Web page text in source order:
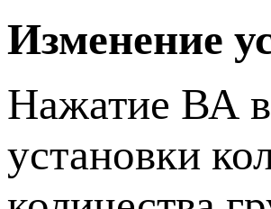
Изменение
Нажатие ВА
установки